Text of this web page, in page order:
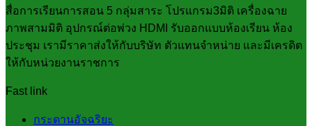
สื่อการเรียนการสอน 5 กลุ่มสาระ โปรแกรม3มิติ เครื่องฉาย
ภาพสามมิติ อุปกรณ์ต่อพ่วง HDMI รับออกแบบห้องเรียน ห้อง
ประชุม เรามีราคาส่งให้กับบริษัท ตัวแทนจำหน่าย และมีเครดิต
ให้กับหน่วยงานราชการ
Fast link
กระดานอัจฉริยะ